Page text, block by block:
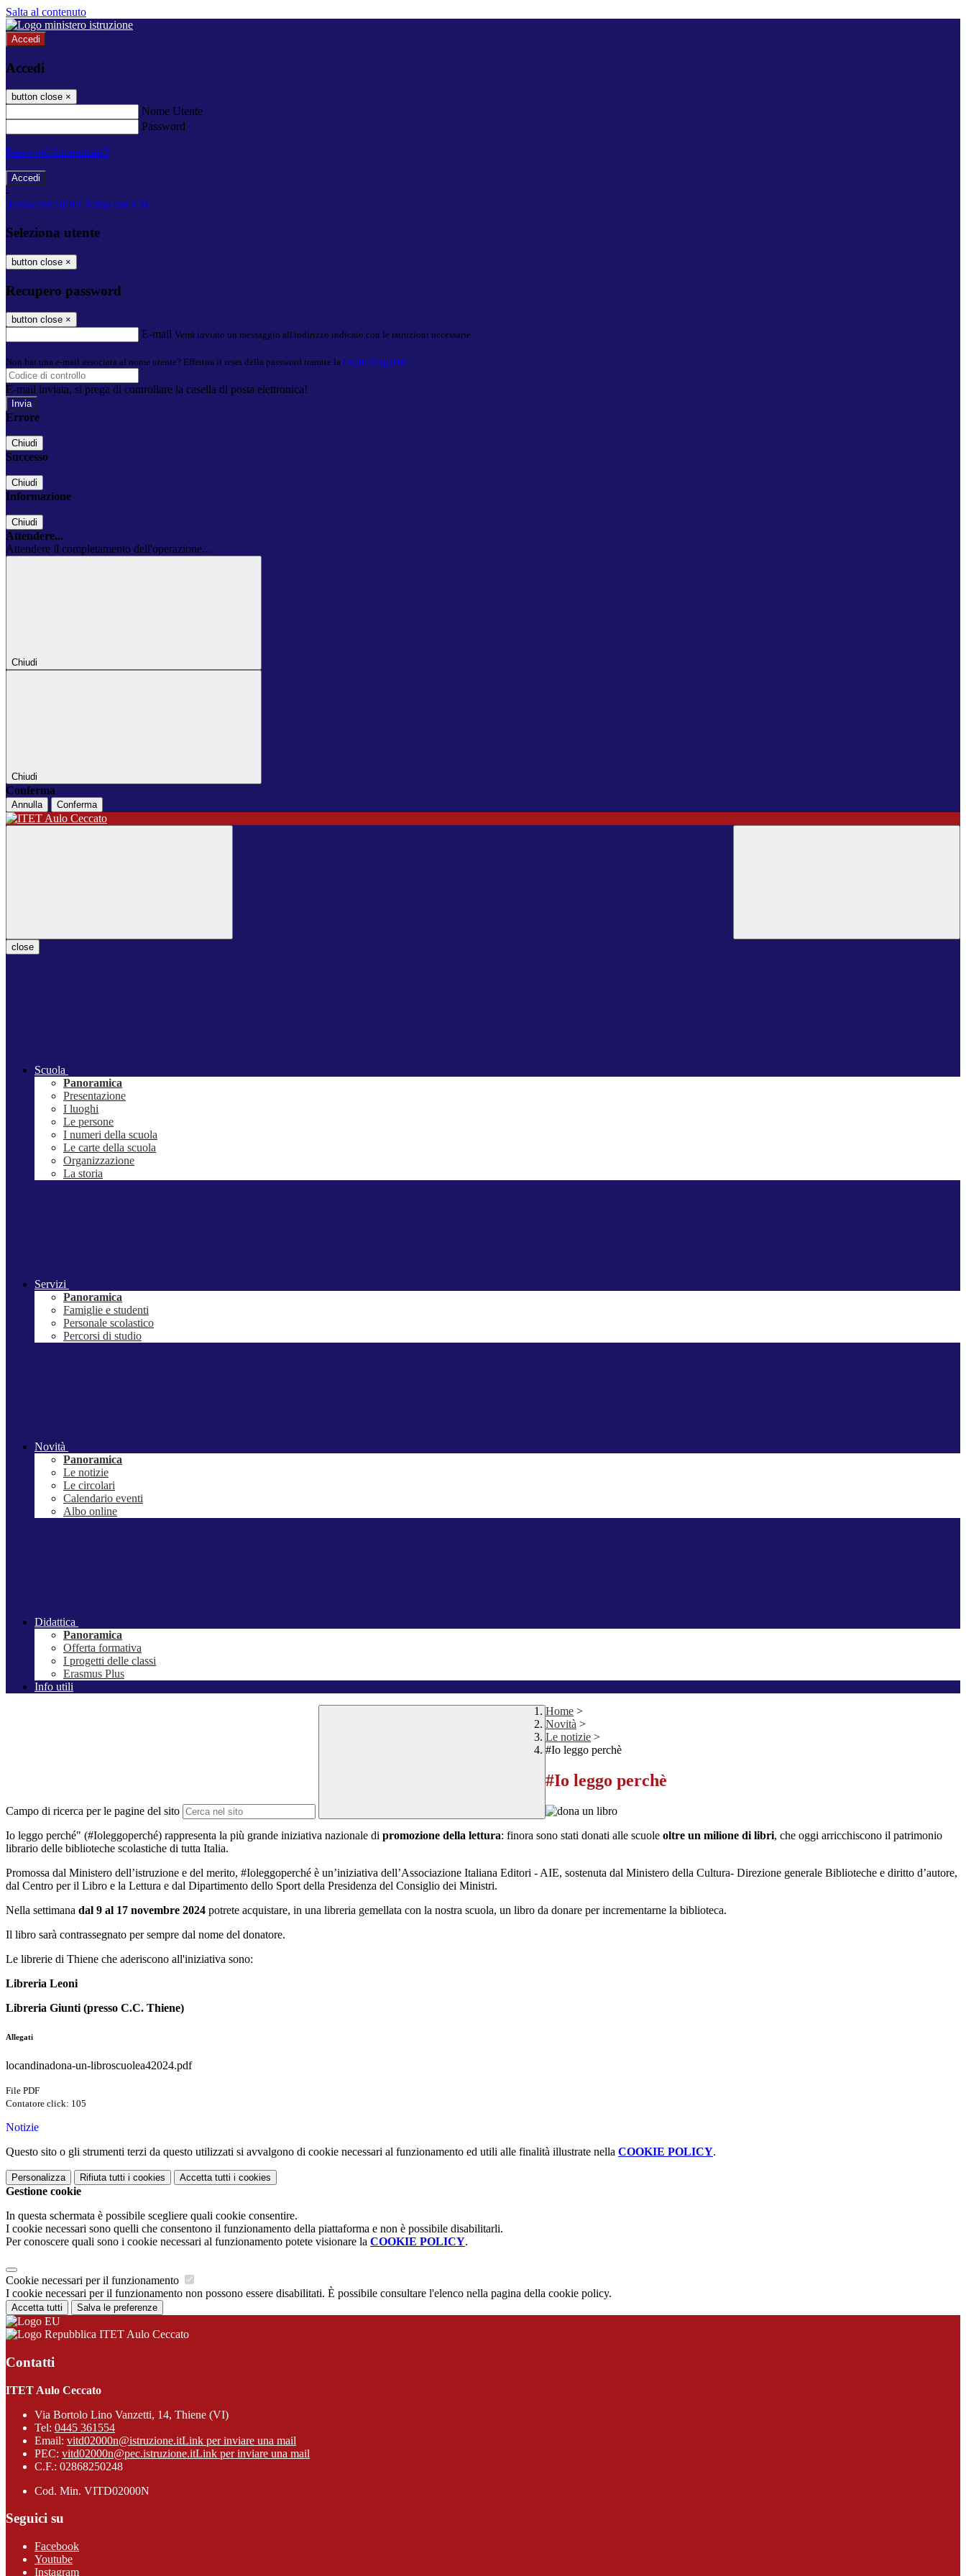
Salta al contenuto
Accedi
Accedi
button close ×
Nome Utente
Password
Password dimenticata?
-
Entra con SPID Entra con CIE
Seleziona utente
button close ×
Recupero password
button close ×
E-mail Verrà inviato un messaggio all'indirizzo indicato con le istruzioni necessarie.
Non hai una e-mail associata al nome utente? Effettua il reset della password tramite la Login Spaggiari
E-mail inviata, si prega di controllare la casella di posta elettronica!
Errore
Chiudi
Successo
Chiudi
Informazione
Chiudi
Attendere...
Attendere il completamento dell'operazione...
Chiudi
Chiudi
Conferma
Annulla Conferma
close
Scuola
Panoramica
Presentazione
I luoghi
Le persone
I numeri della scuola
Le carte della scuola
Organizzazione
La storia
Servizi
Panoramica
Famiglie e studenti
Personale scolastico
Percorsi di studio
Novità
Panoramica
Le notizie
Le circolari
Calendario eventi
Albo online
Didattica
Panoramica
Offerta formativa
I progetti delle classi
Erasmus Plus
Info utili
Campo di ricerca per le pagine del sito
Home >
Novità >
Le notizie >
#Io leggo perchè
#Io leggo perchè
Io leggo perché" (#Ioleggoperché) rappresenta la più grande iniziativa nazionale di promozione della lettura: finora sono stati donati alle scuole oltre un milione di libri, che oggi arricchiscono il patrimonio
librario delle biblioteche scolastiche di tutta Italia.
Promossa dal Ministero dell’istruzione e del merito, #Ioleggoperché è un’iniziativa dell’Associazione Italiana Editori - AIE, sostenuta dal Ministero della Cultura- Direzione generale Biblioteche e diritto d’autore,
dal Centro per il Libro e la Lettura e dal Dipartimento dello Sport della Presidenza del Consiglio dei Ministri.
Nella settimana dal 9 al 17 novembre 2024 potrete acquistare, in una libreria gemellata con la nostra scuola, un libro da donare per incrementarne la biblioteca.
Il libro sarà contrassegnato per sempre dal nome del donatore.
Le librerie di Thiene che aderiscono all'iniziativa sono:
Libreria Leoni
Libreria Giunti (presso C.C. Thiene)
Allegati
locandinadona-un-libroscuolea42024.pdf
File PDF
Contatore click: 105
Notizie
Questo sito o gli strumenti terzi da questo utilizzati si avvalgono di cookie necessari al funzionamento ed utili alle finalità illustrate nella COOKIE POLICY.
Personalizza Rifiuta tutti i cookies Accetta tutti i cookies
Gestione cookie
In questa schermata è possibile scegliere quali cookie consentire.
I cookie necessari sono quelli che consentono il funzionamento della piattaforma e non è possibile disabilitarli.
Per conoscere quali sono i cookie necessari al funzionamento potete visionare la COOKIE POLICY.
Cookie necessari per il funzionamento
I cookie necessari per il funzionamento non possono essere disabilitati. È possibile consultare l'elenco nella pagina della cookie policy.
Accetta tutti Salva le preferenze
ITET Aulo Ceccato
Contatti
ITET Aulo Ceccato
Via Bortolo Lino Vanzetti, 14, Thiene (VI)
Tel: 0445 361554
Email: vitd02000n@istruzione.itLink per inviare una mail
PEC: vitd02000n@pec.istruzione.itLink per inviare una mail
C.F.: 02868250248
Cod. Min. VITD02000N
Seguici su
Facebook
Youtube
Instagram